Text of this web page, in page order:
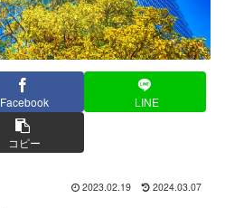
Facebook LINE
コピー
2023.02.19 2024.03.07